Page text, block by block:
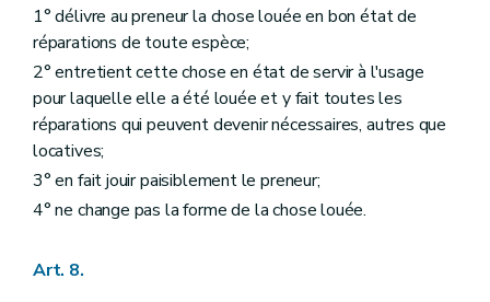
1° délivre au preneur la chose louée en bon état de
réparations de toute espèce;
2° entretient cette chose en état de servir à l'usage
pour laquelle elle a été louée et y fait toutes les
réparations qui peuvent devenir nécessaires, autres que
locatives;
3° en fait jouir paisiblement le preneur;
4° ne change pas la forme de la chose louée.
Art. 8.